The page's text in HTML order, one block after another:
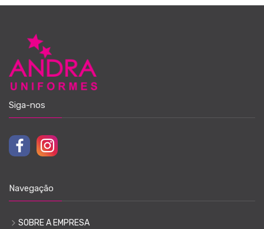
Siga-nos
Navegação
SOBRE A EMPRESA